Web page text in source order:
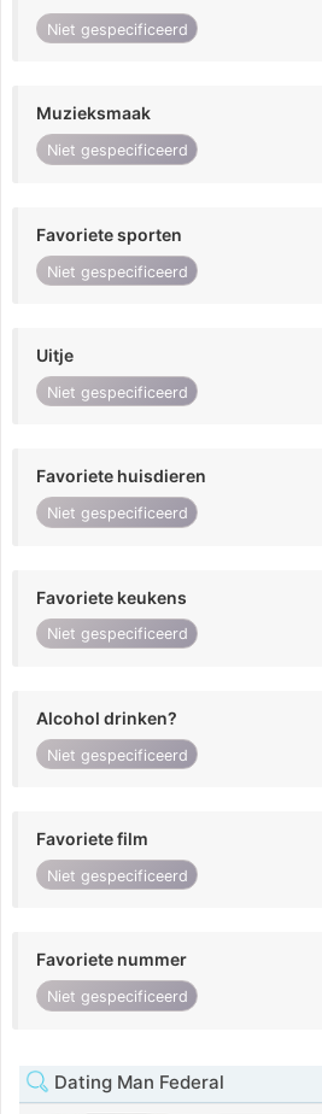
Niet gespecificeerd
Muzieksmaak
Niet gespecificeerd
Favoriete sporten
Niet gespecificeerd
Uitje
Niet gespecificeerd
Favoriete huisdieren
Niet gespecificeerd
Favoriete keukens
Niet gespecificeerd
Alcohol drinken?
Niet gespecificeerd
Favoriete film
Niet gespecificeerd
Favoriete nummer
Niet gespecificeerd
Dating Man Federal